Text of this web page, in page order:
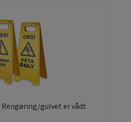
Mulighederne
kan
vælges
på
varesiden
gulvet er vådt